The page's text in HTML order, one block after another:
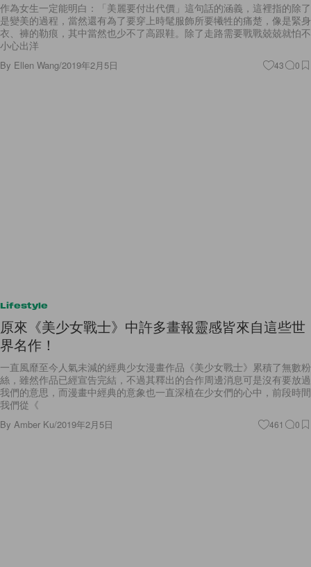
作為女生一定能明白：「美麗要付出代價」這句話的涵義，這裡指的除了
是變美的過程，當然還有為了要穿上時髦服飾所要犧牲的痛楚，像是緊身
衣、褲的勒痕，其中當然也少不了高跟鞋。除了走路需要戰戰兢兢就怕不
小心出洋
By Ellen Wang/2019年2月5日 43 0
Lifestyle
原來《美少女戰士》中許多畫報靈感皆來自這些世
界名作！
一直風靡至今人氣未減的經典少女漫畫作品《美少女戰士》累積了無數粉
絲，雖然作品已經宣告完結，不過其釋出的合作周邊消息可是沒有要放過
我們的意思，而漫畫中經典的意象也一直深植在少女們的心中，前段時間
我們從《
By Amber Ku/2019年2月5日 461 0